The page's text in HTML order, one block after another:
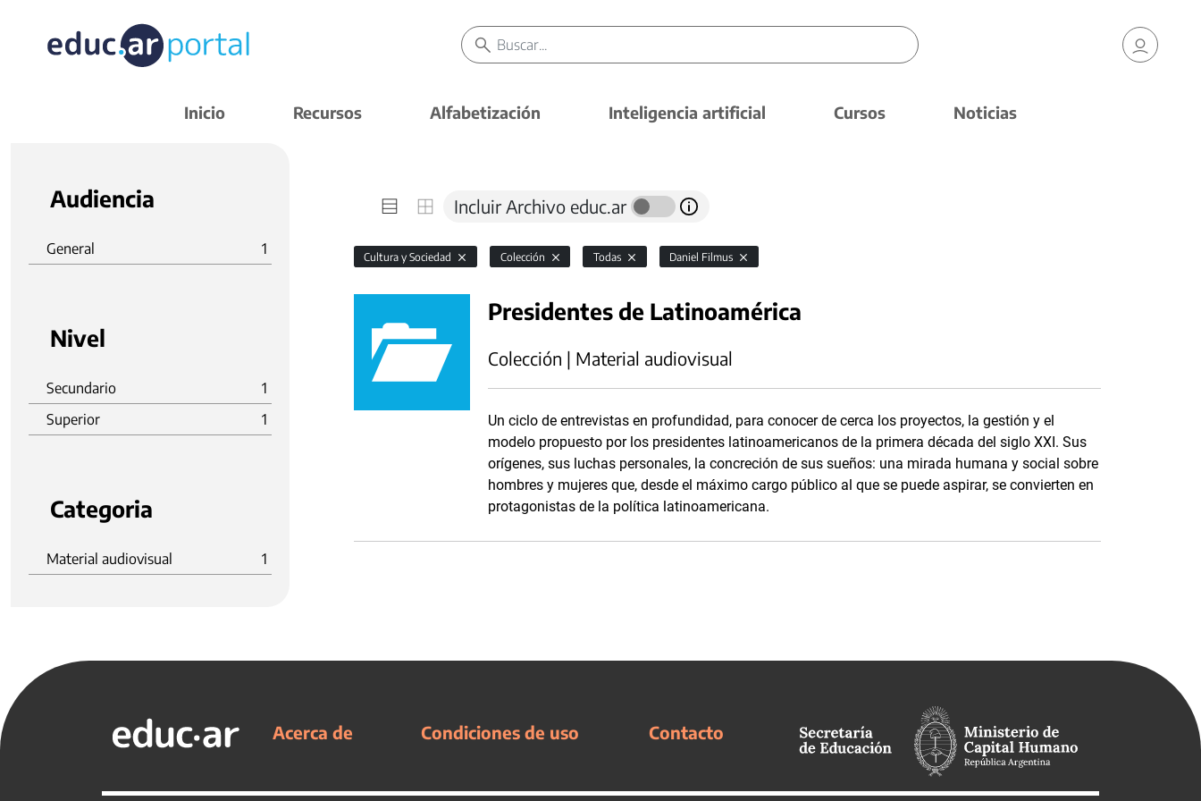
Inicio Recursos Alfabetización Inteligencia artificial Cursos Noticias
Audiencia
General 1
Nivel
Secundario
1
Superior
1
Categoria
Material audiovisual 1
Incluir Archivo educ.ar
Cultura y Sociedad Colección Todas Daniel Filmus
Presidentes de Latinoamérica
Colección | Material audiovisual
Un ciclo de entrevistas en profundidad, para conocer de cerca los proyectos, la gestión y el
modelo propuesto por los presidentes latinoamericanos de la primera década del siglo XXI. Sus
orígenes, sus luchas personales, la concreción de sus sueños: una mirada humana y social sobre
hombres y mujeres que, desde el máximo cargo público al que se puede aspirar, se convierten en
protagonistas de la política latinoamericana.
Acerca de Condiciones de uso Contacto